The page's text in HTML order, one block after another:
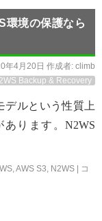
環境の保護なら
年4月20日 作成者: climb
Backup & Recovery
デルという性質上
ります。N2WS
,AWS S3, N2WS
コ